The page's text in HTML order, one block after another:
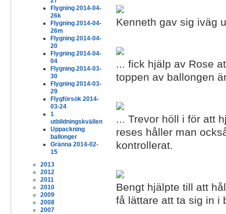
Flygning 2014-04-
26k
Flygning 2014-04-
26m
Flygning 2014-04-
20
Flygning 2014-04-
04
Flygning 2014-03-
30
Flygning 2014-03-
29
Flygförsök 2014-
03-24
1
utbildningskvällen
Uppackning
ballonger
Gränna 2014-02-
15
2013
2012
2011
2010
2009
2008
2007
Kenneth gav sig iväg
... fick hjälp av Rose
toppen av ballongen
... Trevor höll i för att
reses håller man
kontrollerat.
Bengt hjälpte till att
få lättare att ta sig in i